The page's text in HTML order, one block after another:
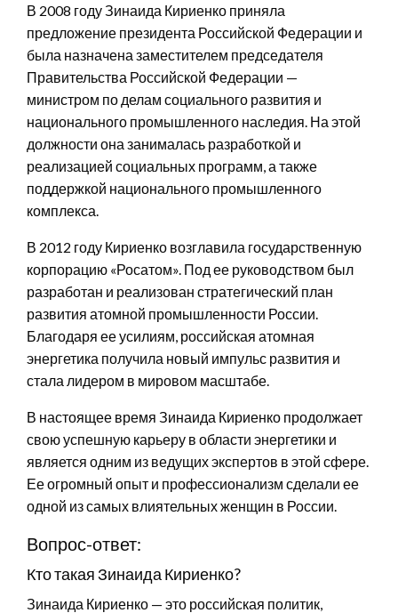
В 2008 году Зинаида Кириенко приняла
предложение президента Российской Федерации и
была назначена заместителем председателя
Правительства Российской Федерации —
министром по делам социального развития и
национального промышленного наследия. На этой
должности она занималась разработкой и
реализацией социальных программ, а также
поддержкой национального промышленного
комплекса.
В 2012 году Кириенко возглавила государственную
корпорацию «Росатом». Под ее руководством был
разработан и реализован стратегический план
развития атомной промышленности России.
Благодаря ее усилиям, российская атомная
энергетика получила новый импульс развития и
стала лидером в мировом масштабе.
В настоящее время Зинаида Кириенко продолжает
свою успешную карьеру в области энергетики и
является одним из ведущих экспертов в этой сфере.
Ее огромный опыт и профессионализм сделали ее
одной из самых влиятельных женщин в России.
Вопрос-ответ:
Кто такая Зинаида Кириенко?
Зинаида Кириенко — это российская политик,